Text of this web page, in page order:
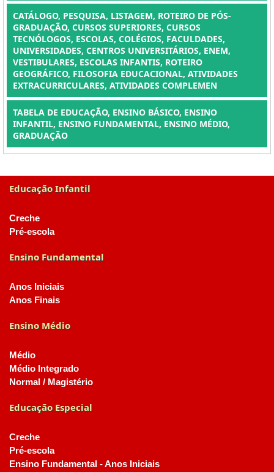
CATÁLOGO, PESQUISA, LISTAGEM, ROTEIRO DE PÓS-
GRADUAÇÃO, CURSOS SUPERIORES, CURSOS
TECNÓLOGOS, ESCOLAS, COLÉGIOS, FACULDADES,
UNIVERSIDADES, CENTROS UNIVERSITÁRIOS, ENEM,
VESTIBULARES, ESCOLAS INFANTIS, ROTEIRO
GEOGRÁFICO, FILOSOFIA EDUCACIONAL, ATIVIDADES
EXTRACURRICULARES, ATIVIDADES COMPLEMEN
TABELA DE EDUCAÇÃO, ENSINO BÁSICO, ENSINO
INFANTIL, ENSINO FUNDAMENTAL, ENSINO MÉDIO,
GRADUAÇÃO
Educação Infantil
Creche
Pré-escola
Ensino Fundamental
Anos Iniciais
Anos Finais
Ensino Médio
Médio
Médio Integrado
Normal / Magistério
Educação Especial
Creche
Pré-escola
Ensino Fundamental - Anos Iniciais